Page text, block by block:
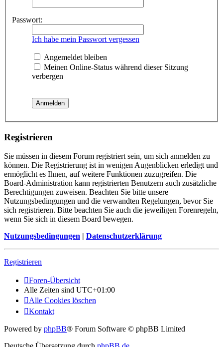
Passwort:
Ich habe mein Passwort vergessen
Angemeldet bleiben
Meinen Online-Status während dieser Sitzung
verbergen
Registrieren
Sie müssen in diesem Forum registriert sein, um sich anmelden zu
können. Die Registrierung ist in wenigen Augenblicken erledigt und
ermöglicht es Ihnen, auf weitere Funktionen zuzugreifen. Die
Board-Administration kann registrierten Benutzern auch zusätzliche
Berechtigungen zuweisen. Beachten Sie bitte unsere
Nutzungsbedingungen und die verwandten Regelungen, bevor Sie
sich registrieren. Bitte beachten Sie auch die jeweiligen Forenregeln,
wenn Sie sich in diesem Board bewegen.
Nutzungsbedingungen | Datenschutzerklärung
Registrieren
Foren-Übersicht
Alle Zeiten sind UTC+01:00
Alle Cookies löschen
Kontakt
Powered by phpBB® Forum Software © phpBB Limited